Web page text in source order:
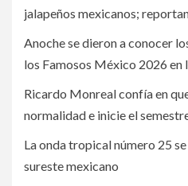
jalapeños mexicanos;
Anoche se dieron a conocer
los Famosos México 2026 en
Ricardo Monreal confía en
normalidad e inicie el
La onda tropical número 25
sureste mexicano